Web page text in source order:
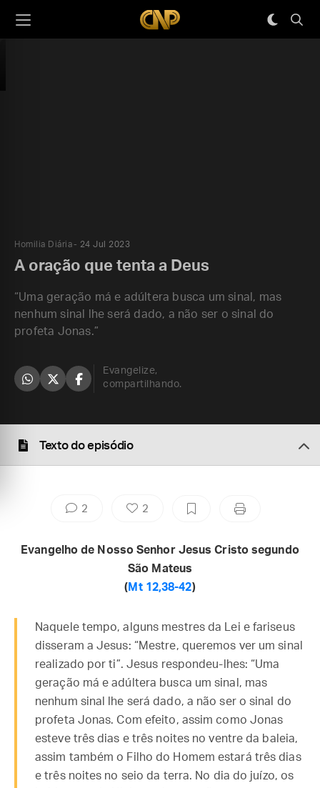
Homilia Diária 24 Jul 2023
A oração que tenta a Deus
“Uma geração má e adúltera busca um sinal, mas
nenhum sinal lhe será dado, a não ser o sinal do
profeta Jonas.”
Evangelize,
compartilhando.
Texto do episódio
2 2
Evangelho de Nosso Senhor Jesus Cristo segundo
São Mateus
( Mt 12,38-42)
Naquele tempo, alguns mestres da Lei e fariseus
disseram a Jesus: “Mestre, queremos ver um sinal
realizado por ti”. Jesus respondeu-lhes: “Uma
geração má e adúltera busca um sinal, mas
nenhum sinal lhe será dado, a não ser o sinal do
profeta Jonas. Com efeito, assim como Jonas
esteve três dias e três noites no ventre da baleia,
assim também o Filho do Homem estará três dias
e três noites no seio da terra. No dia do juízo, os